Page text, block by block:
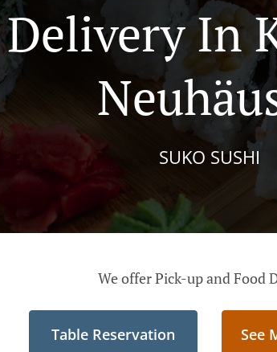
Delivery In
SUKO SUSHI
We offer Pick-up and Food
Table Reservation See